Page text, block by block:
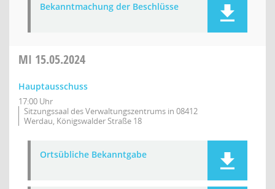
Bekanntmachung der Beschlüsse
MI 15.05.2024
Hauptausschuss
17:00 Uhr
Sitzungssaal des Verwaltungszentrums in 08412
Werdau, Königswalder Straße 18
Ortsübliche Bekanntgabe